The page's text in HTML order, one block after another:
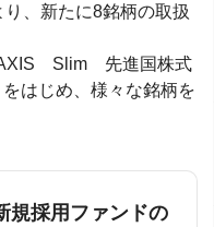
、新たに8銘柄の取扱
Slim 先進国株式
はじめ、様々な銘柄を
規採用ファンドの